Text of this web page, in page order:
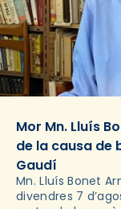
Mor Mn. Lluís
de la causa de
Gaudí
Mn. Lluís Bonet
divendres 7